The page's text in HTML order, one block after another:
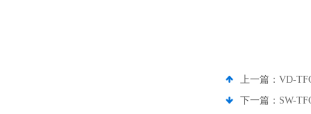
上一篇： VD-
下一篇： SW-